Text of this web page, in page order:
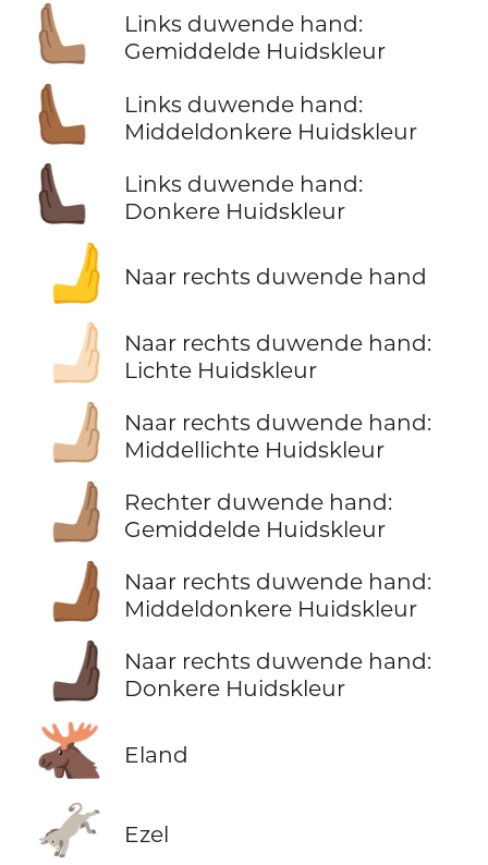
🫷🏽
Links duwende hand:
Gemiddelde Huidskleur
🫷🏾
Links duwende hand:
Middeldonkere Huidskleur
🫷🏿
Links duwende hand:
Donkere Huidskleur
🫸 Naar rechts duwende hand
🫸🏻
Naar rechts duwende hand:
Lichte Huidskleur
🫸🏼
Naar rechts duwende hand:
Middellichte Huidskleur
🫸🏽
Rechter duwende hand:
Gemiddelde Huidskleur
🫸🏾
Naar rechts duwende hand:
Middeldonkere Huidskleur
🫸🏿
Naar rechts duwende hand:
Donkere Huidskleur
🫎 Eland
🫏 Ezel